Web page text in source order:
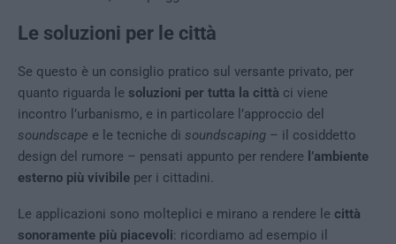
Le soluzioni per le città
Se questo è un consiglio pratico sul versante privato, per
quanto riguarda le soluzioni per tutta la città ci viene
incontro l’urbanismo, e in particolare l’approccio del
soundscape e le tecniche di soundscaping – il cosiddetto
design del rumore – pensati appunto per rendere l’ambiente
esterno più vivibile per i cittadini.
Le applicazioni sono molteplici e mirano a rendere le città
sonoramente più piacevoli: ricordiamo ad esempio il